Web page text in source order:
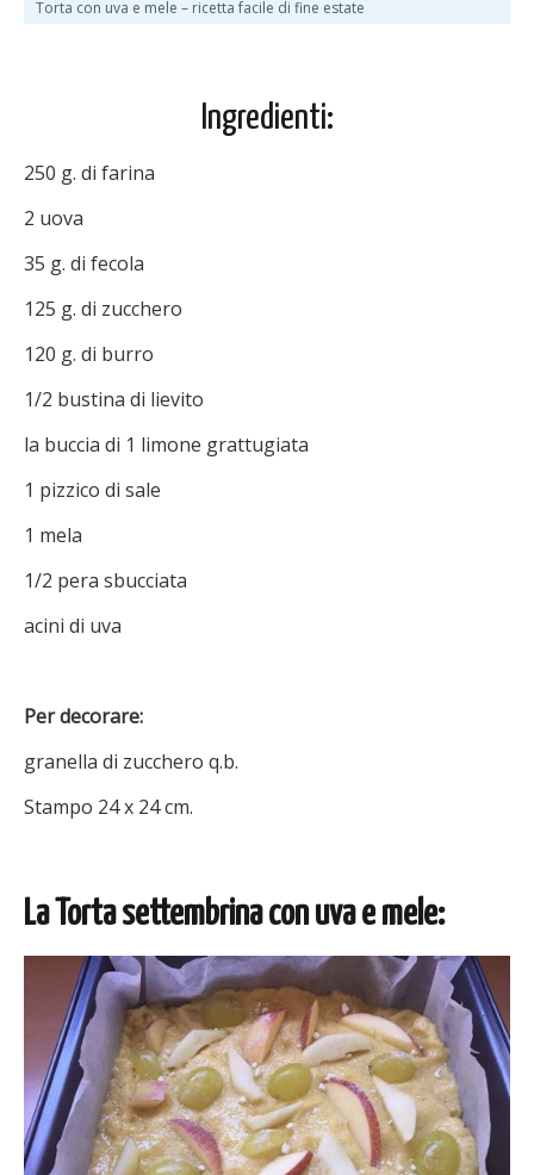
Torta con uva e mele – ricetta facile di fine estate
Ingredienti:
250 g. di farina
2 uova
35 g. di fecola
125 g. di zucchero
120 g. di burro
1/2 bustina di lievito
la buccia di 1 limone grattugiata
1 pizzico di sale
1 mela
1/2 pera sbucciata
acini di uva
Per decorare:
granella di zucchero q.b.
Stampo 24 x 24 cm.
La Torta settembrina con uva e mele: